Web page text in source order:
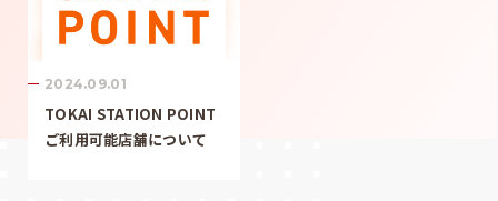
2024.09.01
TOKAI STATION POINT
ご利用可能店舗について